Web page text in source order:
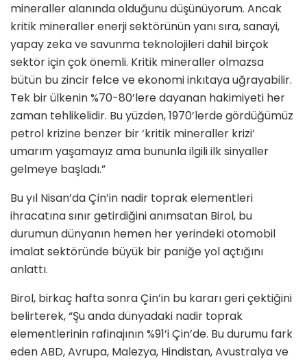
mineraller alanında olduğunu düşünüyorum. Ancak
kritik mineraller enerji sektörünün yanı sıra, sanayi,
yapay zeka ve savunma teknolojileri dahil birçok
sektör için çok önemli. Kritik mineraller olmazsa
bütün bu zincir felce ve ekonomi inkıtaya uğrayabilir.
Tek bir ülkenin %70-80’lere dayanan hakimiyeti her
zaman tehlikelidir. Bu yüzden, 1970’lerde gördüğümüz
petrol krizine benzer bir ‘kritik mineraller krizi’
umarım yaşamayız ama bununla ilgili ilk sinyaller
gelmeye başladı.”
Bu yıl Nisan’da Çin’in nadir toprak elementleri
ihracatına sınır getirdiğini anımsatan Birol, bu
durumun dünyanın hemen her yerindeki otomobil
imalat sektöründe büyük bir paniğe yol açtığını
anlattı.
Birol, birkaç hafta sonra Çin’in bu kararı geri çektiğini
belirterek, “Şu anda dünyadaki nadir toprak
elementlerinin rafinajının %91’i Çin’de. Bu durumu fark
eden ABD, Avrupa, Malezya, Hindistan, Avustralya ve